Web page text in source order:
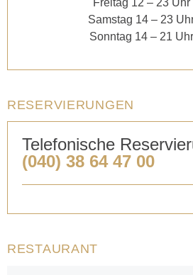
Freitag 12 – 23
Samstag 14 – 23
Sonntag 14 – 21
RESERVIERUNGEN
Telefonische
(040) 38 64 47 00
RESTAURANT